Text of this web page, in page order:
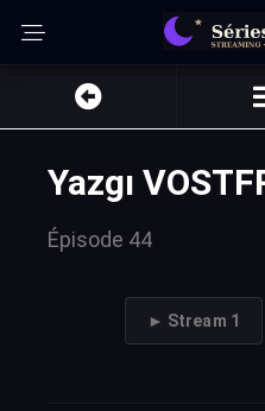
Yazgı
Épisode 44
► Stream 1